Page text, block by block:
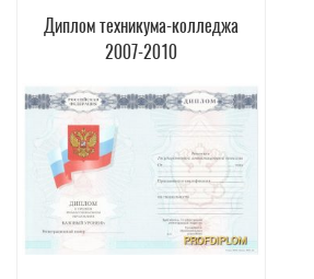
Диплом техникума-колледжа
2007-2010